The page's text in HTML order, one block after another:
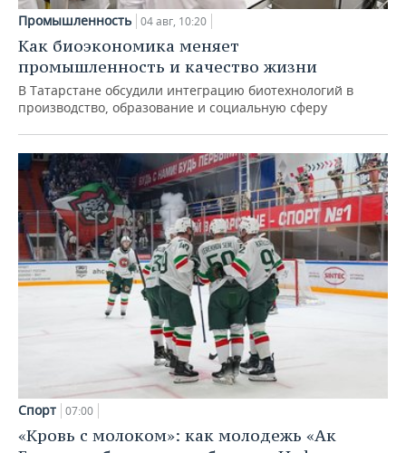
Промышленность 04 авг, 10:20
Как биоэкономика меняет
промышленность и качество жизни
В Татарстане обсудили интеграцию биотехнологий в
производство, образование и социальную сферу
Спорт 07:00
«Кровь с молоком»: как молодежь «Ак